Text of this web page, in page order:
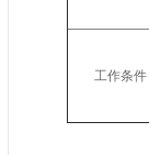
工作条件